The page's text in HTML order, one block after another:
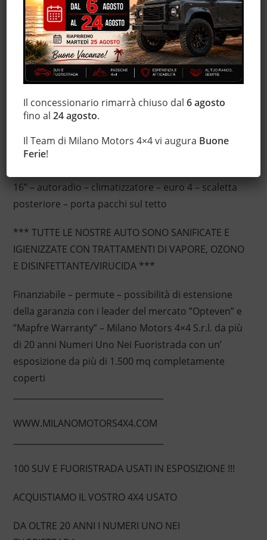
Monitoraggio pressione pneumatici
Ruotino
Servosterzo
Sistema di visione notturna
Specchietti laterali elettrici
Descrizione
Renault Trafic 2.0 dCi – impianto GPL sotto scocca
16” – autoradio – climatizzatore – euro 4 – scaletta
posteriore – porta pacchi sul tetto
*** TUTTE LE NOSTRE AUTO SONO SANIFICATE E
IGIENIZZATE CON TRATTAMENTI DI VAPORE, OZONO
E DISINFETTANTE/VIRUCIDA ***
Finanziabile – permute – possibilità di estensione
della garanzia con i leader del mercato ”Opteven” e
”Mapfre Warranty” – Milano Motors 4×4 S.r.l. da più
di 20 anni Numeri Uno Nei Fuoristrada con un’
esposizione da più di 1.500 mq completamente
coperti
WWW.MILANOMOTORS4X4.COM
100 SUV E FUORISTRADA USATI IN ESPOSIZIONE !!!
ACQUISTIAMO IL VOSTRO 4X4 USATO
DA OLTRE 20 ANNI I NUMERI UNO NEI
Il concessionario rimarrà chiuso dal6 agosto
fino al24 agosto.
Il Team di Milano Motors 4×4 vi augura Buone
Ferie!